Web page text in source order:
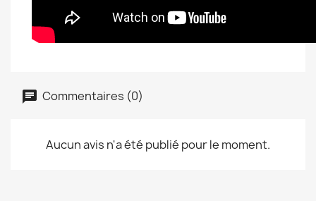
Commentaires (0)
Aucun avis n'a été publié pour le moment.